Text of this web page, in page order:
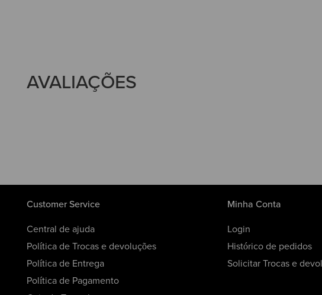
AVALIAÇÕES
Customer Service
Central de ajuda
Política de Trocas e devoluções
Política de Entrega
Política de Pagamento
Minha Conta
Login
Histórico de pedidos
Solicitar Trocas e